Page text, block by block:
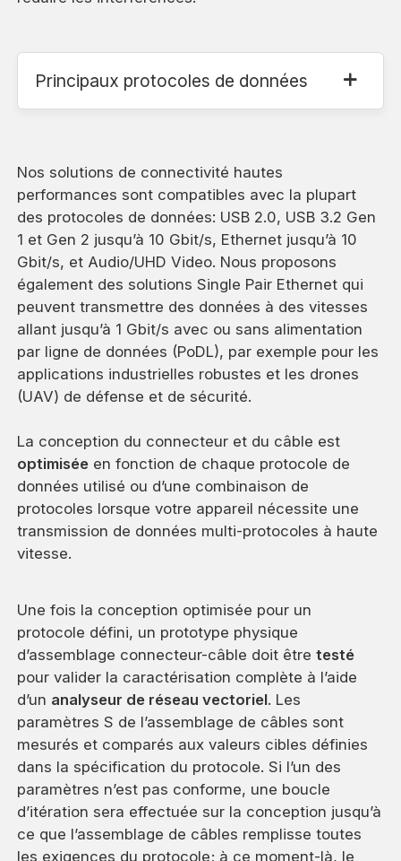
Principaux protocoles de données
Nos solutions de connectivité hautes
performances sont compatibles avec la plupart
des protocoles de données: USB 2.0, USB 3.2 Gen
1 et Gen 2 jusqu’à 10 Gbit/s, Ethernet jusqu’à 10
Gbit/s, et Audio/UHD Video. Nous proposons
également des solutions Single Pair Ethernet qui
peuvent transmettre des données à des vitesses
allant jusqu’à 1 Gbit/s avec ou sans alimentation
par ligne de données (PoDL), par exemple pour les
applications industrielles robustes et les drones
(UAV) de défense et de sécurité.
La conception du connecteur et du câble est
optimisée en fonction de chaque protocole de
données utilisé ou d’une combinaison de
protocoles lorsque votre appareil nécessite une
transmission de données multi-protocoles à haute
vitesse.
Une fois la conception optimisée pour un
protocole défini, un prototype physique
d’assemblage connecteur-câble doit êtretesté
pour valider la caractérisation complète à l’aide
d’un analyseur de réseau vectoriel. Les
paramètres S de l’assemblage de câbles sont
mesurés et comparés aux valeurs cibles définies
dans la spécification du protocole. Si l’un des
paramètres n’est pas conforme, une boucle
d’itération sera effectuée sur la conception jusqu’à
ce que l’assemblage de câbles remplisse toutes
les exigences du protocole; à ce moment-là, le